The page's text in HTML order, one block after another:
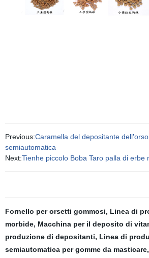
Previous:Caramella del depositante
semiautomatica
Next:Tienhe piccolo Boba Taro palla di
Fornello per orsetti gommosi, Linea di
morbide, Macchina per il deposito di
produzione di depositanti, Linea di
semiautomatica per gomme da masticare,